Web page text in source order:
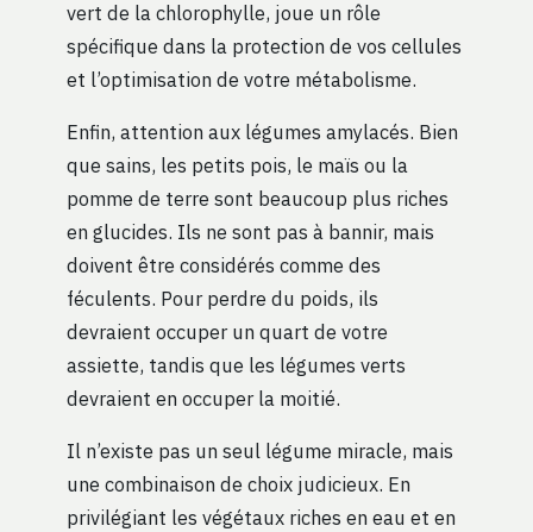
vert de la chlorophylle, joue un rôle
spécifique dans la protection de vos cellules
et l’optimisation de votre métabolisme.
Enfin, attention aux légumes amylacés. Bien
que sains, les petits pois, le maïs ou la
pomme de terre sont beaucoup plus riches
en glucides. Ils ne sont pas à bannir, mais
doivent être considérés comme des
féculents. Pour perdre du poids, ils
devraient occuper un quart de votre
assiette, tandis que les légumes verts
devraient en occuper la moitié.
Il n’existe pas un seul légume miracle, mais
une combinaison de choix judicieux. En
privilégiant les végétaux riches en eau et en